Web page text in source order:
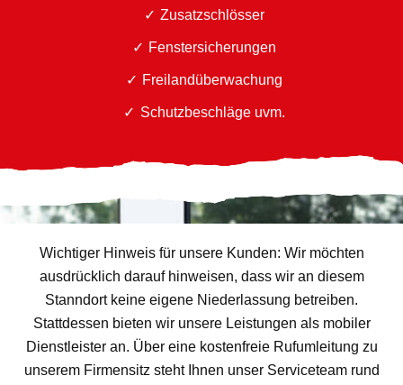
Zusatzschlösser
Fenstersicherungen
Freilandüberwachung
Schutzbeschläge uvm.
Wichtiger Hinweis für unsere Kunden: Wir möchten
ausdrücklich darauf hinweisen, dass wir an diesem
Stanndort keine eigene Niederlassung betreiben.
Stattdessen bieten wir unsere Leistungen als mobiler
Dienstleister an. Über eine kostenfreie Rufumleitung zu
unserem Firmensitz steht Ihnen unser Serviceteam rund